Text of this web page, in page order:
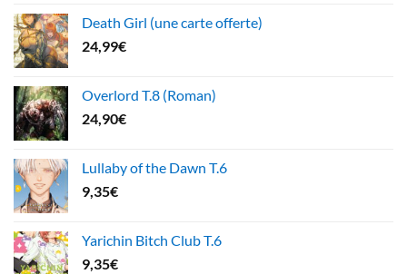
Death Girl (une carte offerte)
24,99€
Overlord T.8 (Roman)
24,90€
Lullaby of the Dawn T.6
9,35€
Yarichin Bitch Club T.6
9,35€